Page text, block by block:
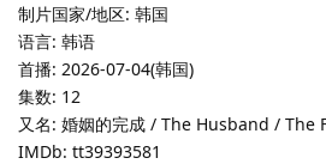
制片国家/地区: 韩国
语言: 韩语
首播: 2026-07-04(韩国)
集数: 12
又名: 婚姻的完成 / The Husband /
IMDb: tt39393581